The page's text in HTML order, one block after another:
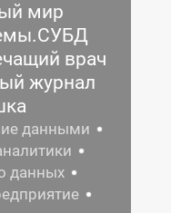
мир
врач
журнал
данными
данных